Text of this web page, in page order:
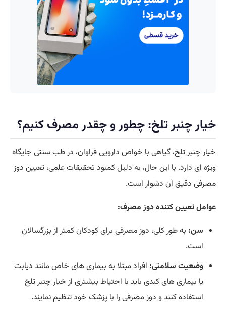
خیار چنبر تلخ: چطور و چقدر مصرف کنیم؟
خیار چنبر تلخ، گیاهی با خواص دارویی فراوان، در طب سنتی جایگاه
ویژه ای دارد. با این حال، به دلیل کمبود تحقیقات علمی، تعیین دوز
مصرفی دقیق آن دشوار است.
عوامل تعیین کننده دوز مصرف:
سن: به طور کلی، دوز مصرفی برای کودکان کمتر از بزرگسالان
است.
وضعیت سلامتی: افراد مبتلا به بیماری های خاص مانند دیابت
یا بیماری های کبدی باید با احتیاط بیشتری از خیار چنبر تلخ
استفاده کنند و دوز مصرفی را با پزشک خود تنظیم نمایند.